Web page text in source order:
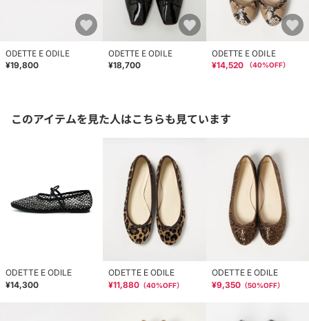
ODETTE E ODILE
¥19,800
ODETTE E ODILE
¥18,700
ODETTE E ODILE
¥14,520 （40%OFF）